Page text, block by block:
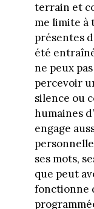
terrain et
me limite à
présentes
été
ne peux
percevoir
silence ou
humaines
engage
ses mots,
que peut
fonctionne